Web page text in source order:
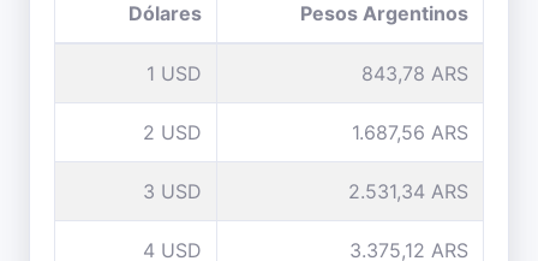
Dólares Pesos Argentinos
1 USD 843,78 ARS
2 USD 1.687,56 ARS
3 USD 2.531,34 ARS
4 USD 3.375,12 ARS